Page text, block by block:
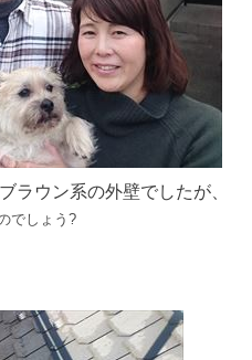
ラウン系の外壁でしたが、
でしょう?